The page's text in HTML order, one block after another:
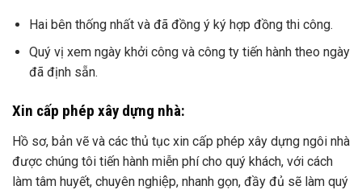
Hai bên thống nhất và đã đồng ý ký hợp đồng thi công.
Quý vị xem ngày khởi công và công ty tiến hành theo ngày
đã định sẵn.
Xin cấp phép xây dựng nhà:
Hồ sơ, bản vẽ và các thủ tục xin cấp phép xây dựng ngôi nhà
được chúng tôi tiến hành miễn phí cho quý khách, với cách
làm tâm huyết, chuyên nghiệp, nhanh gọn, đầy đủ sẽ làm quý